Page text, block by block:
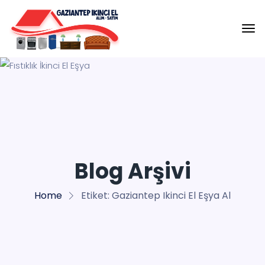
Blog Arşivi
Home Etiket: Gaziantep Ikinci El Eşya Al